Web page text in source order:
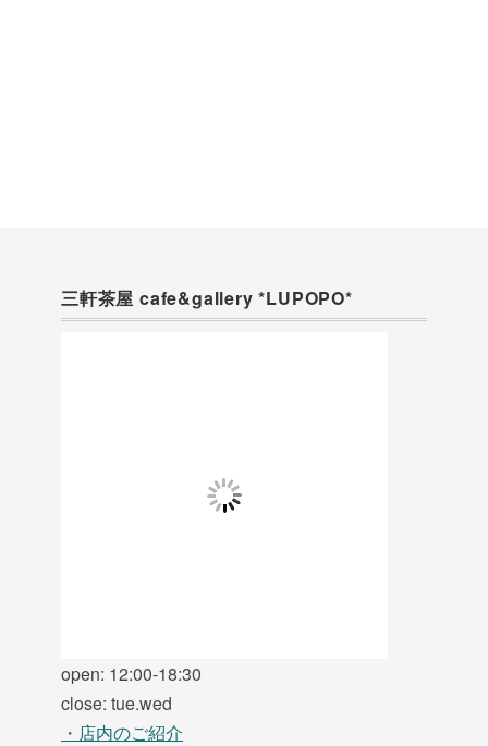
三軒茶屋 cafe&gallery *LUPOPO*
open: 12:00-18:30
close: tue.wed
・店内のご紹介